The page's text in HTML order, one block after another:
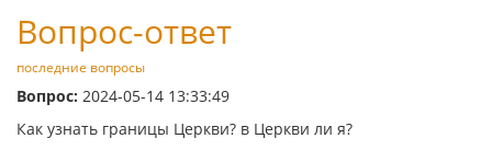
Вопрос-ответ
последние вопросы
Вопрос: 2024-05-14 13:33:49
Как узнать границы Церкви? в Церкви ли я?